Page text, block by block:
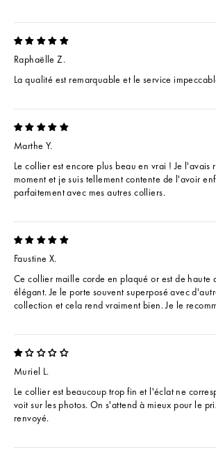
Raphaëlle Z.
La qualité est remarquable et le service
Marthe Y.
Le collier est encore plus beau en vrai ! Je l'avais
moment et je suis tellement contente de l'avoir
parfaitement avec mes autres colliers.
Faustine X.
Ce collier maille corde en plaqué or est de haute
élégant. Je le porte souvent superposé avec
collection et cela rend vraiment bien. Je le
Muriel L.
Le collier est beaucoup trop fin et l'éclat ne
voit sur les photos. On s'attend à mieux pour le
renvoyé.